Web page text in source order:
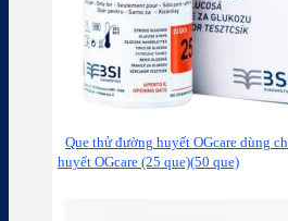
Que thử đường huyết OGcare dùng
huyết OGcare (25 que)(50 que)